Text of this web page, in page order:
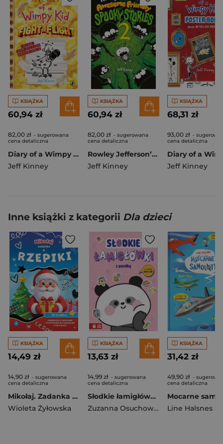
KSIĄŻKA
60,94 zł
82,00 zł - sugerowana
cena detaliczna
Diary of a Wimpy Kid. Fight or Flight. Book 21
Jeff Kinney
KSIĄŻKA
60,94 zł
82,00 zł - sugerowana
cena detaliczna
Rowley Jefferson’s Awesome Friendly Spooky 2
Jeff Kinney
KSIĄŻKA
68,31 zł
93,00 zł -
cena detaliczna
Jeff Kinney
Inne książki z kategorii Dla dzieci
KSIĄŻKA
14,49 zł
14,90 zł - sugerowana
cena detaliczna
Mikołaj. Zadanka & rzepiki
Wioleta Żyłowska
KSIĄŻKA
13,63 zł
14,99 zł - sugerowana
cena detaliczna
Słodkie łamigłówki z pandką. Słodkie łamigłówki
Zuzanna Osuchowska
KSIĄŻKA
31,42 zł
49,90 zł -
cena detaliczna
Line Halsnes